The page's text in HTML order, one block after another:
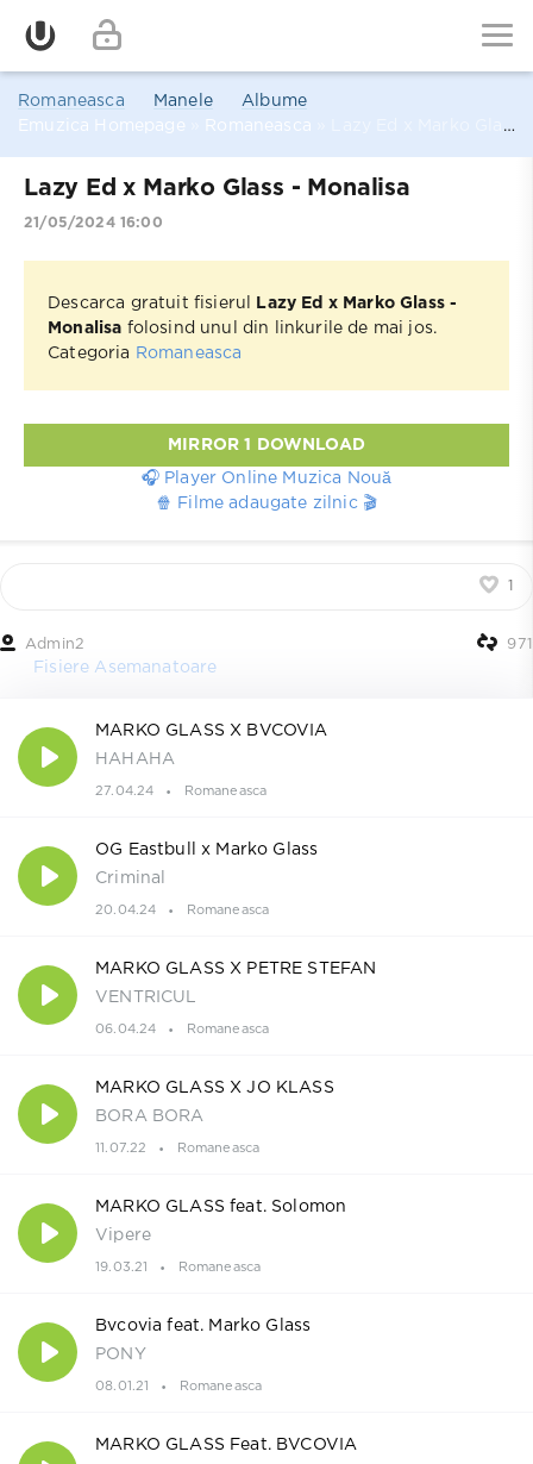
Romaneasca Manele
Albume
Emuzica Homepage
Romaneasca
Lazy Ed x Marko Glass - Monalisa
21/05/2024 16:00
Descarca gratuit fisierul
Lazy Ed x Marko Glass -
Monalisa folosind unul din linkurile de mai jos.
Categoria
Romaneasca
MIRROR 1 DOWNLOAD
🎧 Player Online Muzica Nouă
🍿 Filme adaugate zilnic 🎬
1
Admin2 971
Fisiere Asemanatoare
MARKO GLASS X BVCOVIA
HAHAHA
27.04.24 Romaneasca
OG Eastbull x Marko Glass
Criminal
20.04.24 Romaneasca
MARKO GLASS X PETRE STEFAN
VENTRICUL
06.04.24 Romaneasca
MARKO GLASS X JO KLASS
BORA BORA
11.07.22 Romaneasca
MARKO GLASS feat. Solomon
Vipere
19.03.21 Romaneasca
Bvcovia feat. Marko Glass
PONY
08.01.21 Romaneasca
MARKO GLASS Feat. BVCOVIA